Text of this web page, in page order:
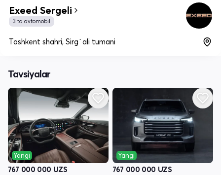
Exeed Sergeli
3 ta avtomobil
Toshkent shahri, Sirg`ali tumani
Tavsiyalar
Yangi
767 000 000 UZS
Yangi
767 000 000 UZS